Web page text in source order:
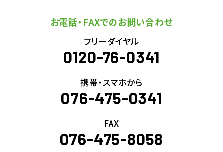
お電話・FAXでのお問い合わせ
フリーダイヤル
0120-76-0341
携帯・スマホから
076-475-0341
FAX
076-475-8058